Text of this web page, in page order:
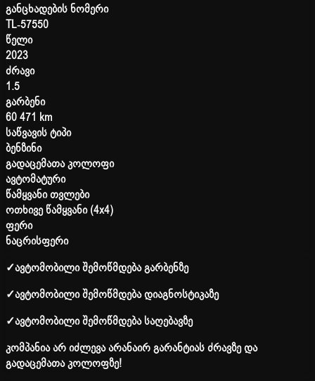
განცხადების ნომერი
TL-57550
წელი
2023
ძრავი
1.5
გარბენი
60 471 km
საწვავის ტიპი
ბენზინი
გადაცემათა კოლოფი
ავტომატური
წამყვანი თვლები
ოთხივე წამყვანი (4x4)
ფერი
ნაცრისფერი
✓ავტომობილი შემოწმდება გარბენზე
✓ავტომობილი შემოწმდება დიაგნოსტიკაზე
✓ავტომობილი შემოწმდება საღებავზე
კომპანია არ იძლევა არანაირ გარანტიას ძრავზე და
გადაცემათა კოლოფზე!